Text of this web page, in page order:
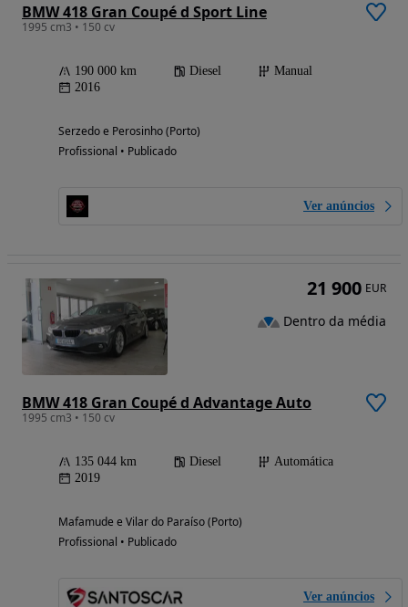
BMW 418 Gran Coupé d Sport Line
1995 cm3 • 150 cv
190 000 km Diesel
Manual
2016
Serzedo e Perosinho (Porto)
Profissional • Publicado
Ver anúncios
BMW 418 Gran Coupé d Advantage Auto
1995 cm3 • 150 cv
135 044 km Diesel
Automática
2019
Mafamude e Vilar do Paraíso (Porto)
Profissional • Publicado
Ver anúncios
21 900 EUR
Dentro da média